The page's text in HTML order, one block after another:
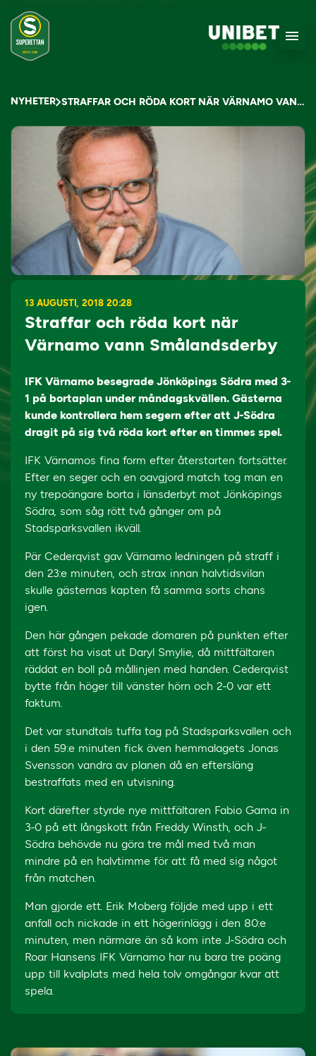
NYHETER STRAFFAR OCH RÖDA KORT NÄR VÄRNAMO VANN SMÅLANDSDERBY
13 AUGUSTI, 2018 20:28
Straffar och röda kort när
Värnamo vann Smålandsderby
IFK Värnamo besegrade Jönköpings Södra med 3-
1 på bortaplan under måndagskvällen. Gästerna
kunde kontrollera hem segern efter att J-Södra
dragit på sig två röda kort efter en timmes spel.
IFK Värnamos fina form efter återstarten fortsätter.
Efter en seger och en oavgjord match tog man en
ny trepoängare borta i länsderbyt mot Jönköpings
Södra, som såg rött två gånger om på
Stadsparksvallen ikväll.
Pär Cederqvist gav Värnamo ledningen på straff i
den 23:e minuten, och strax innan halvtidsvilan
skulle gästernas kapten få samma sorts chans
igen.
Den här gången pekade domaren på punkten efter
att först ha visat ut Daryl Smylie, då mittfältaren
räddat en boll på mållinjen med handen. Cederqvist
bytte från höger till vänster hörn och 2-0 var ett
faktum.
Det var stundtals tuffa tag på Stadsparksvallen och
i den 59:e minuten fick även hemmalagets Jonas
Svensson vandra av planen då en eftersläng
bestraffats med en utvisning.
Kort därefter styrde nye mittfältaren Fabio Gama in
3-0 på ett långskott från Freddy Winsth, och J-
Södra behövde nu göra tre mål med två man
mindre på en halvtimme för att få med sig något
från matchen.
Man gjorde ett. Erik Moberg följde med upp i ett
anfall och nickade in ett högerinlägg i den 80:e
minuten, men närmare än så kom inte J-Södra och
Roar Hansens IFK Värnamo har nu bara tre poäng
upp till kvalplats med hela tolv omgångar kvar att
spela.